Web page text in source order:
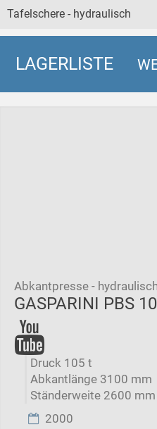
Tafelschere - hydraulisch
LAGERLISTE
Abkantpresse -
GASPARINI PBS
Druck 105 t
Abkantlänge 3100 mm
Ständerweite 2600 mm
2000